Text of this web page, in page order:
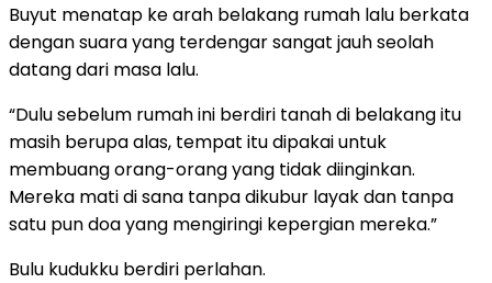
Buyut menatap ke arah belakang rumah lalu berkata
dengan suara yang terdengar sangat jauh seolah
datang dari masa lalu.
“Dulu sebelum rumah ini berdiri tanah di belakang itu
masih berupa alas, tempat itu dipakai untuk
membuang orang-orang yang tidak diinginkan.
Mereka mati di sana tanpa dikubur layak dan tanpa
satu pun doa yang mengiringi kepergian mereka.”
Bulu kudukku berdiri perlahan.